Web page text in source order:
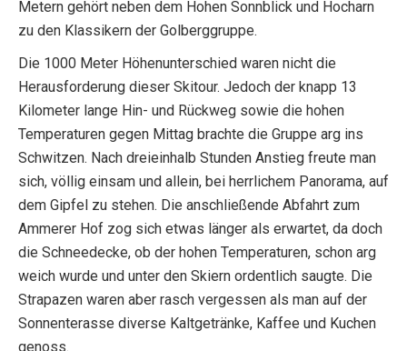
Metern gehört neben dem Hohen Sonnblick und Hocharn
zu den Klassikern der Golberggruppe.
Die 1000 Meter Höhenunterschied waren nicht die
Herausforderung dieser Skitour. Jedoch der knapp 13
Kilometer lange Hin- und Rückweg sowie die hohen
Temperaturen gegen Mittag brachte die Gruppe arg ins
Schwitzen. Nach dreieinhalb Stunden Anstieg freute man
sich, völlig einsam und allein, bei herrlichem Panorama, auf
dem Gipfel zu stehen. Die anschließende Abfahrt zum
Ammerer Hof zog sich etwas länger als erwartet, da doch
die Schneedecke, ob der hohen Temperaturen, schon arg
weich wurde und unter den Skiern ordentlich saugte. Die
Strapazen waren aber rasch vergessen als man auf der
Sonnenterasse diverse Kaltgetränke, Kaffee und Kuchen
genoss.